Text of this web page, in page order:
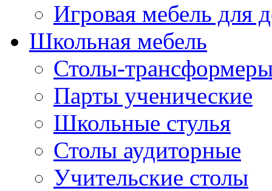
Игровая мебель для
Школьная мебель
Столы-
Парты ученические
Школьные стулья
Столы аудиторные
Учительские столы